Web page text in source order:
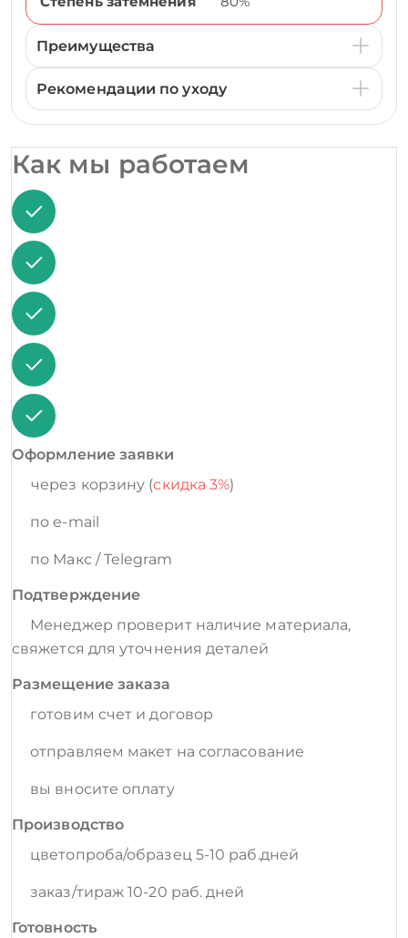
Преимущества
Рекомендации по уходу
Как мы работаем
Оформление заявки
через корзину (скидка 3%)
по e-mail
по Макс / Telegram
Подтверждение
Менеджер проверит наличие материала,
свяжется для уточнения деталей
Размещение заказа
готовим счет и договор
отправляем макет на согласование
вы вносите оплату
Производство
цветопроба/образец 5-10 раб.дней
заказ/тираж 10-20 раб. дней
Готовность